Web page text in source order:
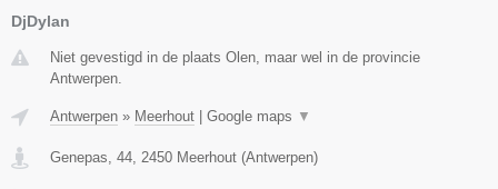
DjDylan
Niet gevestigd in de plaats Olen, maar wel in de provincie
Antwerpen.
Antwerpen » Meerhout Google maps ▼
Genepas, 44, 2450 Meerhout (Antwerpen)